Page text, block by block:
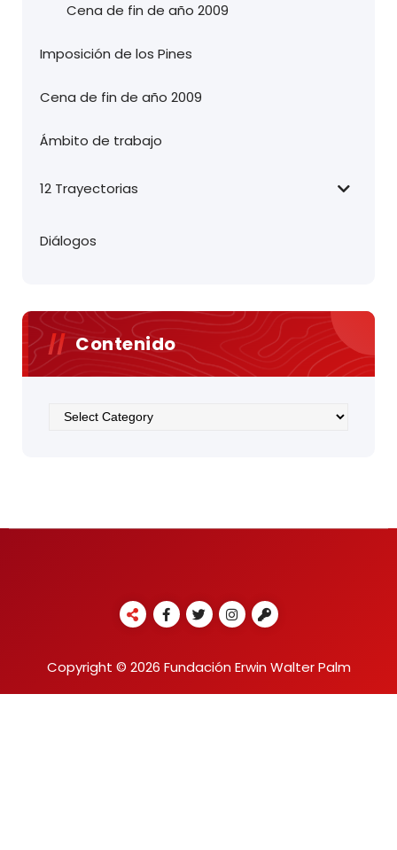
Cena de fin de año 2009
Imposición de los Pines
Cena de fin de año 2009
Ámbito de trabajo
12 Trayectorias
Diálogos
Contenido
Contenido
Copyright © 2026 Fundación Erwin Walter Palm